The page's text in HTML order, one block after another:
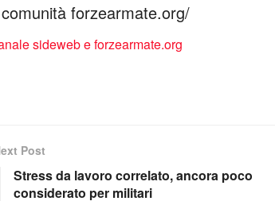
forzearmate.org/
Post
Stress da lavoro correlato, ancora poco
considerato per militari